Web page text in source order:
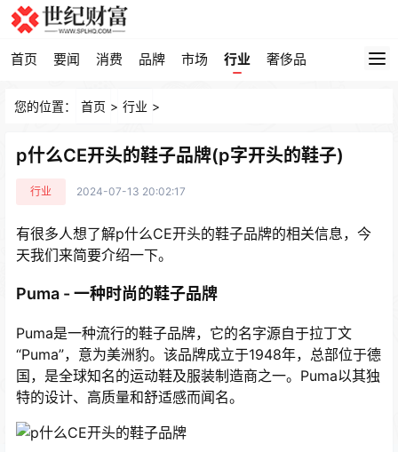
首页 要闻 消费 品牌 市场 行业 奢侈品
您的位置： 首页 > 行业 >
p什么CE开头的鞋子品牌(p字开头的鞋子)
行业 2024-07-13 20:02:17
有很多人想了解p什么CE开头的鞋子品牌的相关信息，今
天我们来简要介绍一下。
Puma - 一种时尚的鞋子品牌
Puma是一种流行的鞋子品牌，它的名字源自于拉丁文
“Puma”，意为美洲豹。该品牌成立于1948年，总部位于德
国，是全球知名的运动鞋及服装制造商之一。Puma以其独
特的设计、高质量和舒适感而闻名。